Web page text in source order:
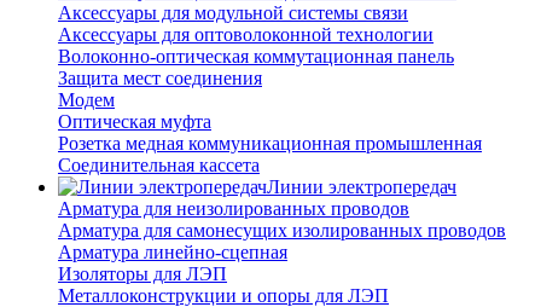
Аксессуары для модульной системы связи
Аксессуары для оптоволоконной технологии
Волоконно-оптическая коммутационная панель
Защита мест соединения
Модем
Оптическая муфта
Розетка медная коммуникационная промышленная
Соединительная кассета
Линии электропередач
Арматура для неизолированных проводов
Арматура для самонесущих изолированных проводов
Арматура линейно-сцепная
Изоляторы для ЛЭП
Металлоконструкции и опоры для ЛЭП